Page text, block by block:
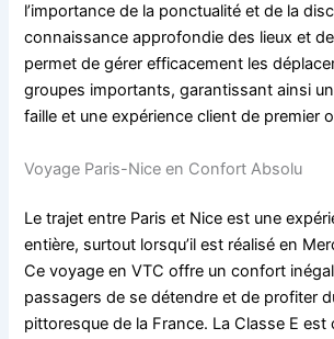
l’importance de la ponctualité et de la
connaissance approfondie des lieux et
permet de gérer efficacement les
groupes importants, garantissant ainsi
faille et une expérience client de premier
Voyage Paris-Nice en Confort Absolu
Le trajet entre Paris et Nice est une
entière, surtout lorsqu’il est réalisé en
Ce voyage en VTC offre un confort
passagers de se détendre et de profiter
pittoresque de la France. La Classe E est